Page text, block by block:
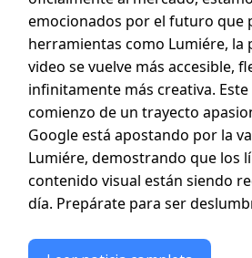
emocionados por el futuro que
herramientas como Lumiére, la
video se vuelve más accesible,
infinitamente más creativa. Este
comienzo de un trayecto
Google está apostando por la
Lumiére, demostrando que los
contenido visual están siendo
día. Prepárate para ser